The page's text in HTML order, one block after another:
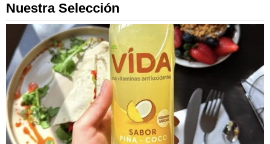
Nuestra Selección